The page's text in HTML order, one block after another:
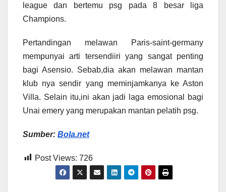
league dan bertemu psg pada 8 besar liga
Champions.
Pertandingan melawan Paris-saint-germany
mempunyai arti tersendiiri yang sangat penting
bagi Asensio. Sebab,dia akan melawan mantan
klub nya sendir yang meminjamkanya ke Aston
Villa. Selain itu,ini akan jadi laga emosional bagi
Unai emery yang merupakan mantan pelatih psg.
Sumber: Bola.net
Post Views: 726